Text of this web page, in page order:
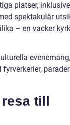
platser, inklusive
spektakulär
– en vacker
till